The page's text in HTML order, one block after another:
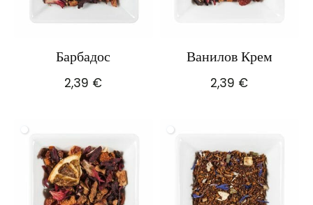
Барбадос
2,39 €
Ванилов Крем
2,39 €